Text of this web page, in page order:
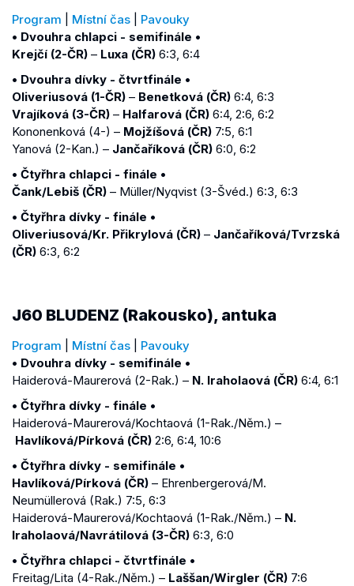
Program Místní čas
Pavouky
• Dvouhra chlapci - semifinále •
Krejčí (2-ČR) – Luxa (ČR) 6:3, 6:4
• Dvouhra dívky - čtvrtfinále •
Oliveriusová (1-ČR) – Benetková (ČR) 6:4, 6:3
Vrajíková (3-ČR) – Halfarová (ČR) 6:4, 2:6, 6:2
Kononenková (4-) – Mojžíšová (ČR) 7:5, 6:1
Yanová (2-Kan.) – Jančaříková (ČR) 6:0, 6:2
• Čtyřhra chlapci - finále •
Čank/Lebiš (ČR) – Müller/Nyqvist (3-Švéd.) 6:3, 6:3
• Čtyřhra dívky - finále •
Oliveriusová/Kr. Přikrylová (ČR) – Jančaříková/Tvrzská
(ČR) 6:3, 6:2
J60 BLUDENZ (Rakousko), antuka
Program Místní čas
Pavouky
• Dvouhra dívky - semifinále •
Haiderová-Maurerová (2-Rak.) – N. Iraholaová (ČR) 6:4, 6:1
• Čtyřhra dívky - finále •
Haiderová-Maurerová/Kochtaová (1-Rak./Něm.) –
Havlíková/Pírková (ČR) 2:6, 6:4, 10:6
• Čtyřhra dívky - semifinále •
Havlíková/Pírková (ČR) – Ehrenbergerová/M.
Neumüllerová (Rak.) 7:5, 6:3
Haiderová-Maurerová/Kochtaová (1-Rak./Něm.) – N.
Iraholaová/Navrátilová (3-ČR) 6:3, 6:0
• Čtyřhra chlapci - čtvrtfinále •
Freitag/Lita (4-Rak./Něm.) – Laššan/Wirgler (ČR) 7:6